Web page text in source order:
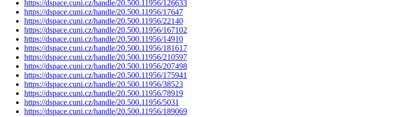
https://dspace.cuni.cz/handle/20.500.11956/126633
https://dspace.cuni.cz/handle/20.500.11956/17647
https://dspace.cuni.cz/handle/20.500.11956/22140
https://dspace.cuni.cz/handle/20.500.11956/167102
https://dspace.cuni.cz/handle/20.500.11956/14910
https://dspace.cuni.cz/handle/20.500.11956/181617
https://dspace.cuni.cz/handle/20.500.11956/210597
https://dspace.cuni.cz/handle/20.500.11956/207498
https://dspace.cuni.cz/handle/20.500.11956/175941
https://dspace.cuni.cz/handle/20.500.11956/38523
https://dspace.cuni.cz/handle/20.500.11956/78919
https://dspace.cuni.cz/handle/20.500.11956/5031
https://dspace.cuni.cz/handle/20.500.11956/189069